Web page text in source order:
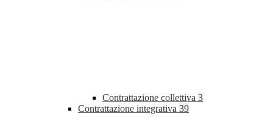
Contrattazione collettiva 3
Contrattazione integrativa 39